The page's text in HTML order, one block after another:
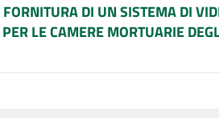
DI UN SISTEMA DI
LE CAMERE MORTUARIE